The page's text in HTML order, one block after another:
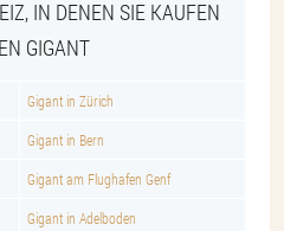
IN DENEN SIE KAUFEN
GIGANT
Gigant in Zürich
Gigant in Bern
Gigant am Flughafen Genf
Gigant in Adelboden